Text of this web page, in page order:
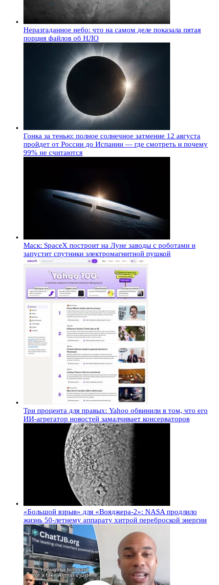
Неразгаданное небо: что на самом деле показала пятая
порция файлов об НЛО
Гонка за тенью: полное солнечное затмение 12 августа
пройдет от России до Испании — где смотреть и почему
99% не считаются
Маск: SpaceX построит на Луне заводы с роботами и
запустит спутники электромагнитной пушкой
Три процента для правых: Yahoo обвинили в том, что его
ИИ-агрегатор новостей замалчивает консерваторов
«Большой взрыв» для «Вояджера-2»: NASA продлило
жизнь 50-летнему аппарату хитрой переброской энергии